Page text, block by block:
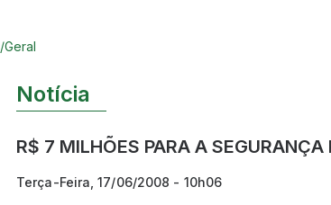
/Geral
Notícia
R$ 7 MILHÕES PARA A SEGURANÇA
Terça-Feira, 17/06/2008 - 10h06